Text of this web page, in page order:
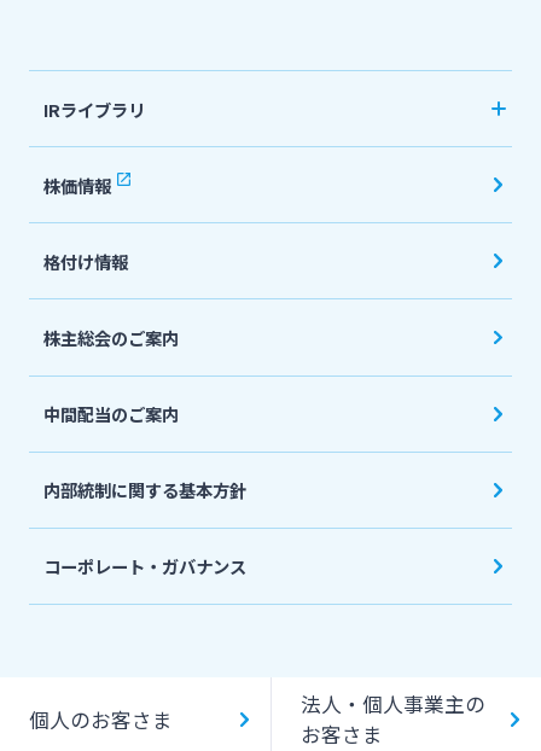
法人・個人事業主のお客さま
株主・投資家の皆さま
宮崎銀行について
ニュースリリース一覧
採用情報
お問い合わせ先一覧
IRライブラリ
決算短信
有価証券報告書・四半期報告書
IR関連ニュースリリース
会社説明会資料
投資家向け説明会資料
English
株価情報
格付け情報
株主総会のご案内
中間配当のご案内
内部統制に関する基本方針
コーポレート・ガバナンス
個人のお客さま
法人・個人事業主の
お客さま